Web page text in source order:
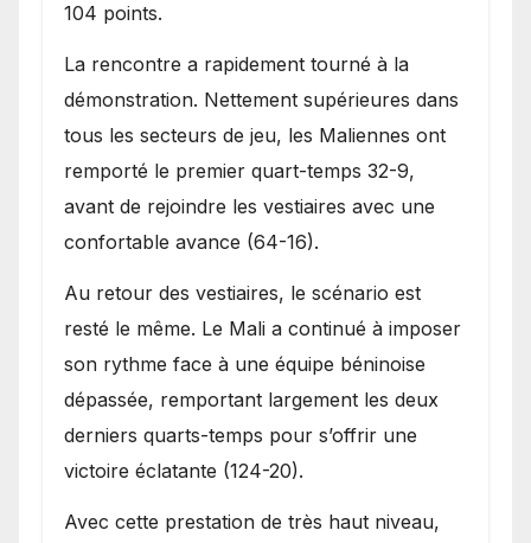
104 points.
La rencontre a rapidement tourné à la
démonstration. Nettement supérieures dans
tous les secteurs de jeu, les Maliennes ont
remporté le premier quart-temps 32-9,
avant de rejoindre les vestiaires avec une
confortable avance (64-16).
Au retour des vestiaires, le scénario est
resté le même. Le Mali a continué à imposer
son rythme face à une équipe béninoise
dépassée, remportant largement les deux
derniers quarts-temps pour s’offrir une
victoire éclatante (124-20).
Avec cette prestation de très haut niveau,